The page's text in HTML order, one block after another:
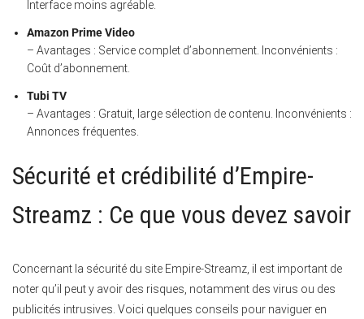
Interface moins agréable.
Amazon Prime Video
– Avantages : Service complet d’abonnement. Inconvénients :
Coût d’abonnement.
Tubi TV
– Avantages : Gratuit, large sélection de contenu. Inconvénients :
Annonces fréquentes.
Sécurité et crédibilité d’Empire-
Streamz : Ce que vous devez savoir
Concernant la sécurité du site Empire-Streamz, il est important de
noter qu’il peut y avoir des risques, notamment des virus ou des
publicités intrusives. Voici quelques conseils pour naviguer en